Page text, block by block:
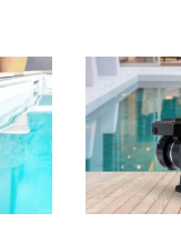
Vider
le
préfiltre
de
pompe